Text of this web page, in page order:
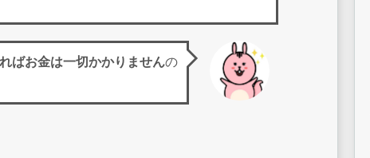
ばお金は一切かかりませんの